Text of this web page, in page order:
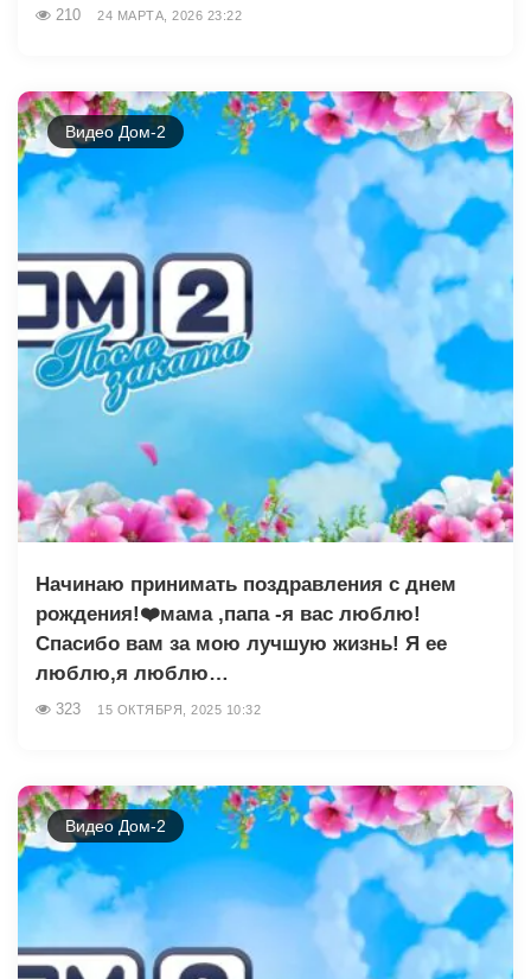
210 24 МАРТА, 2026 23:22
Видео Дом-2
Начинаю принимать поздравления с днем
рождения!❤️мама ,папа -я вас люблю!
Спасибо вам за мою лучшую жизнь! Я ее
люблю,я люблю…
323 15 ОКТЯБРЯ, 2025 10:32
Видео Дом-2